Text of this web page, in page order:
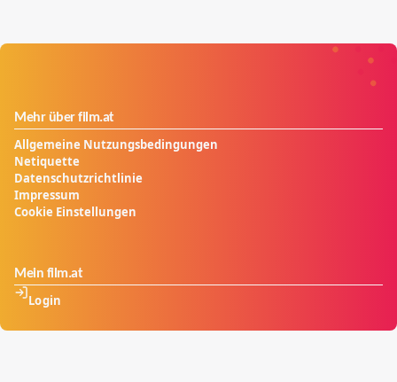
Mehr über film.at
Allgemeine Nutzungsbedingungen
Netiquette
Datenschutzrichtlinie
Impressum
Cookie Einstellungen
Mein film.at
Login